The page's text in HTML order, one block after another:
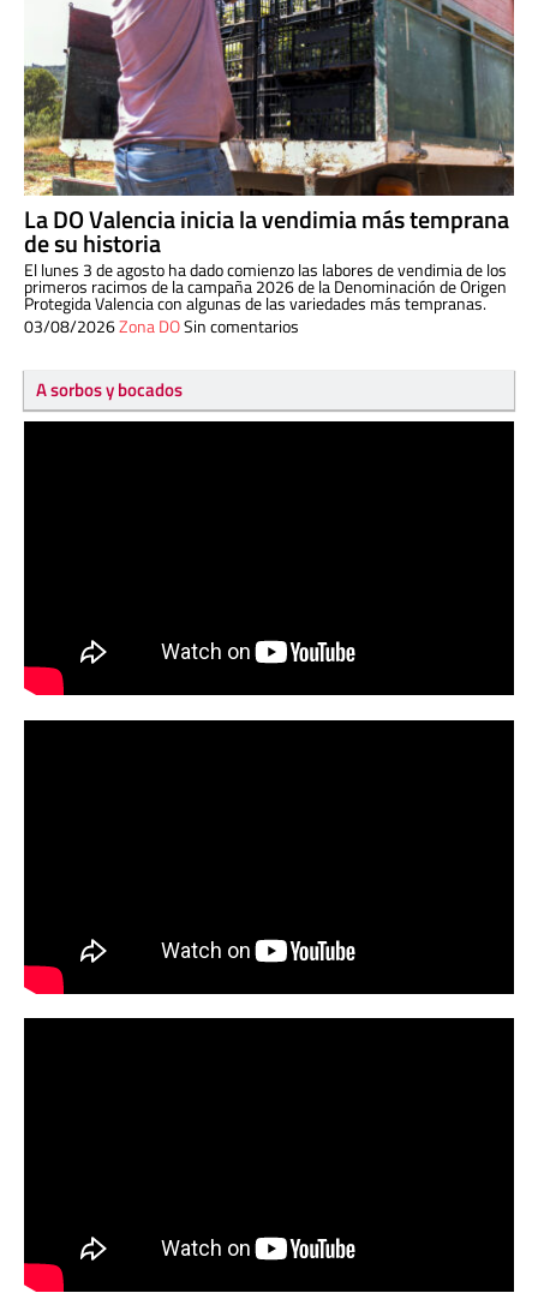
La DO Valencia inicia la vendimia más temprana
de su historia
El lunes 3 de agosto ha dado comienzo las labores de vendimia de los
primeros racimos de la campaña 2026 de la Denominación de Origen
Protegida Valencia con algunas de las variedades más tempranas.
03/08/2026Zona DOSin comentarios
A sorbos y bocados